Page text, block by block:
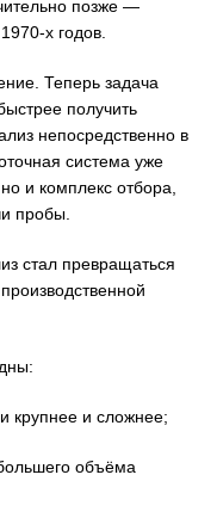
позже —
х годов.
Теперь задача
получить
непосредственно в
система уже
и комплекс отбора,
пробы.
стал превращаться
крупнее и сложнее;
объёма